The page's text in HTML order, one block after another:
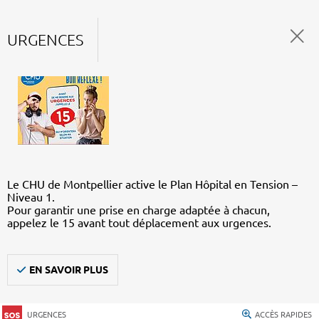
URGENCES
Le CHU de Montpellier active le Plan Hôpital en Tension –
Niveau 1.
Pour garantir une prise en charge adaptée à chacun,
appelez le 15 avant tout déplacement aux urgences.
EN SAVOIR PLUS
URGENCES ACCÈS RAPIDES